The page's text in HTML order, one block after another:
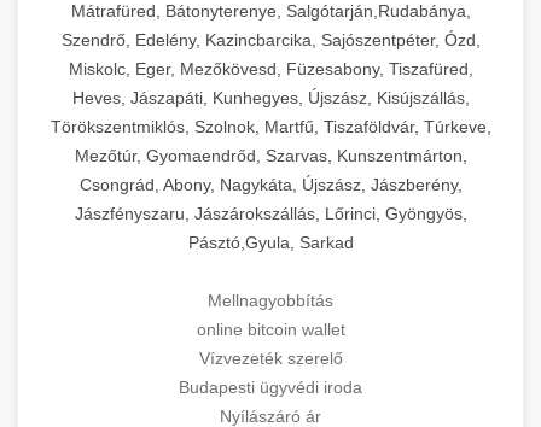
Mátrafüred, Bátonyterenye, Salgótarján,Rudabánya,
Szendrő, Edelény, Kazincbarcika, Sajószentpéter, Ózd,
Miskolc, Eger, Mezőkövesd, Füzesabony, Tiszafüred,
Heves, Jászapáti, Kunhegyes, Újszász, Kisújszállás,
Törökszentmiklós, Szolnok, Martfű, Tiszaföldvár, Túrkeve,
Mezőtúr, Gyomaendrőd, Szarvas, Kunszentmárton,
Csongrád, Abony, Nagykáta, Újszász, Jászberény,
Jászfényszaru, Jászárokszállás, Lőrinci, Gyöngyös,
Pásztó,Gyula, Sarkad
Mellnagyobbítás
online bitcoin wallet
Vízvezeték szerelő
Budapesti ügyvédi iroda
Nyílászáró ár